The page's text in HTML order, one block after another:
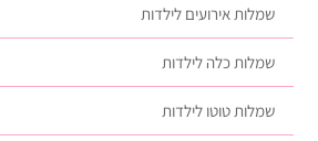
שמלות אירועים לילדות
שמלות כלה לילדות
שמלות טוטו לילדות